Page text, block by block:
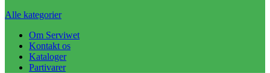
Alle kategorier
Om Serviwet
Kontakt os
Kataloger
Partivarer